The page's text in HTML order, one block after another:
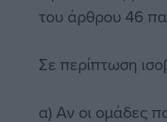
του άρθρου 46
Σε περίπτωση
α) Αν οι ομάδες